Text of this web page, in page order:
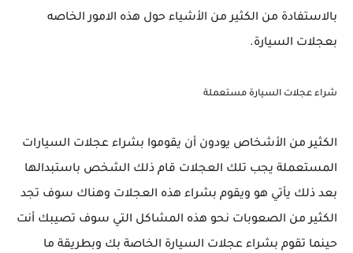
بالاستفادة من الكثير من الأشياء حول هذه الامور الخاصه
بعجلات السيارة.
شراء عجلات السيارة مستعملة
الكثير من الأشخاص يودون أن يقوموا بشراء عجلات السيارات
المستعملة يجب تلك العجلات قام ذلك الشخص باستبدالها
بعد ذلك يأتي هو ويقوم بشراء هذه العجلات وهناك سوف تجد
الكثير من الصعوبات نحو هذه المشاكل التي سوف تصيبك أنت
حينما تقوم بشراء عجلات السيارة الخاصة بك وبطريقة ما